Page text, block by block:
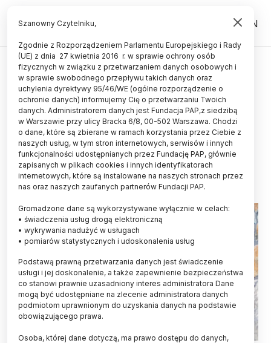
PL EN
HISTORIA I KULTURA
Podkarpackie/ XVI-wieczna
studnia na zamku w Sanoku
odzyskała dawny blask, ponad
36,5 tys. monet wróci na dno
09.03.2026
aktualizacja: 09.03.2026
5 minut czytania
Szanowny Czytelniku,
Zgodnie z Rozporządzeniem Parlamentu Europejskiego i Rady
(UE) z dnia 27 kwietnia 2016 r. w sprawie ochrony osób
fizycznych w związku z przetwarzaniem danych osobowych i
w sprawie swobodnego przepływu takich danych oraz
uchylenia dyrektywy 95/46/WE (ogólne rozporządzenie o
ochronie danych) informujemy Cię o przetwarzaniu Twoich
danych. Administratorem danych jest Fundacja PAP,z siedzibą
w Warszawie przy ulicy Bracka 6/8, 00-502 Warszawa. Chodzi
o dane, które są zbierane w ramach korzystania przez Ciebie z
naszych usług, w tym stron internetowych, serwisów i innych
funkcjonalności udostępnianych przez Fundację PAP, głównie
zapisanych w plikach cookies i innych identyfikatorach
internetowych, które są instalowane na naszych stronach przez
nas oraz naszych zaufanych partnerów Fundacji PAP.
Gromadzone dane są wykorzystywane wyłącznie w celach:
• świadczenia usług drogą elektroniczną
• wykrywania nadużyć w usługach
• pomiarów statystycznych i udoskonalenia usług
Podstawą prawną przetwarzania danych jest świadczenie
usługi i jej doskonalenie, a także zapewnienie bezpieczeństwa
co stanowi prawnie uzasadniony interes administratora Dane
mogą być udostępniane na zlecenie administratora danych
podmiotom uprawnionym do uzyskania danych na podstawie
obowiązującego prawa.
Osoba, której dane dotyczą, ma prawo dostępu do danych,